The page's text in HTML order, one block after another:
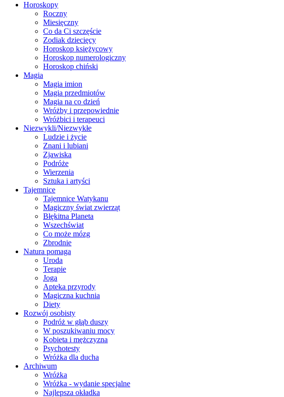
Horoskopy
Roczny
Miesięczny
Co da Ci szczęście
Zodiak dziecięcy
Horoskop księżycowy
Horoskop numerologiczny
Horoskop chiński
Magia
Magia imion
Magia przedmiotów
Magia na co dzień
Wróżby i przepowiednie
Wróżbici i terapeuci
Niezwykli/Niezwykłe
Ludzie i życie
Znani i lubiani
Zjawiska
Podróże
Wierzenia
Sztuka i artyści
Tajemnice
Tajemnice Watykanu
Magiczny świat zwierząt
Błękitna Planeta
Wszechświat
Co może mózg
Zbrodnie
Natura pomaga
Uroda
Terapie
Joga
Apteka przyrody
Magiczna kuchnia
Diety
Rozwój osobisty
Podróż w głąb duszy
W poszukiwaniu mocy
Kobieta i mężczyzna
Psychotesty
Wróżka dla ducha
Archiwum
Wróżka
Wróżka - wydanie specjalne
Najlepsza okładka